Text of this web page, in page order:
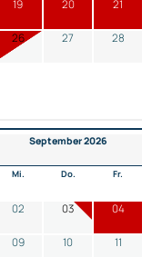
19 20 21
26 27 28
September 2026
Mi. Do. Fr.
02 03 04
09 10 11